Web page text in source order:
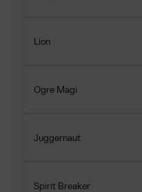
Lion
Ogre Magi
Juggernaut
Spirit Breaker